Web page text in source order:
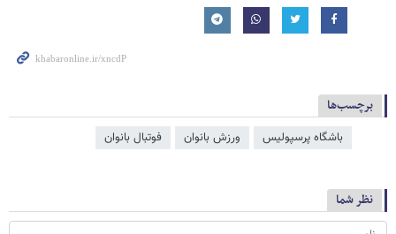
برچسب‌ها
باشگاه پرسپولیس ورزش بانوان فوتبال بانوان
نظر شما